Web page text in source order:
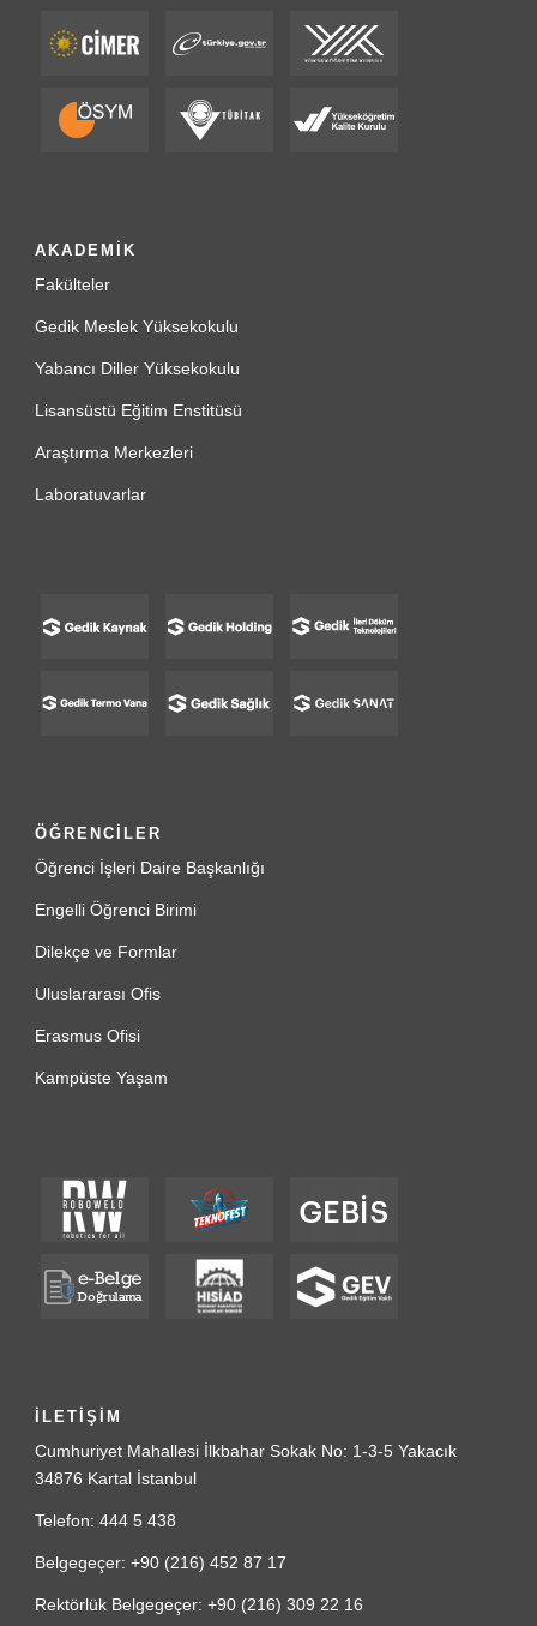
AKADEMİK
Fakülteler
Gedik Meslek Yüksekokulu
Yabancı Diller Yüksekokulu
Lisansüstü Eğitim Enstitüsü
Araştırma Merkezleri
Laboratuvarlar
ÖĞRENCİLER
Öğrenci İşleri Daire Başkanlığı
Engelli Öğrenci Birimi
Dilekçe ve Formlar
Uluslararası Ofis
Erasmus Ofisi
Kampüste Yaşam
İLETİŞİM
Cumhuriyet Mahallesi İlkbahar Sokak No: 1-3-5 Yakacık
34876 Kartal İstanbul
Telefon: 444 5 438
Belgegeçer: +90 (216) 452 87 17
Rektörlük Belgegeçer: +90 (216) 309 22 16